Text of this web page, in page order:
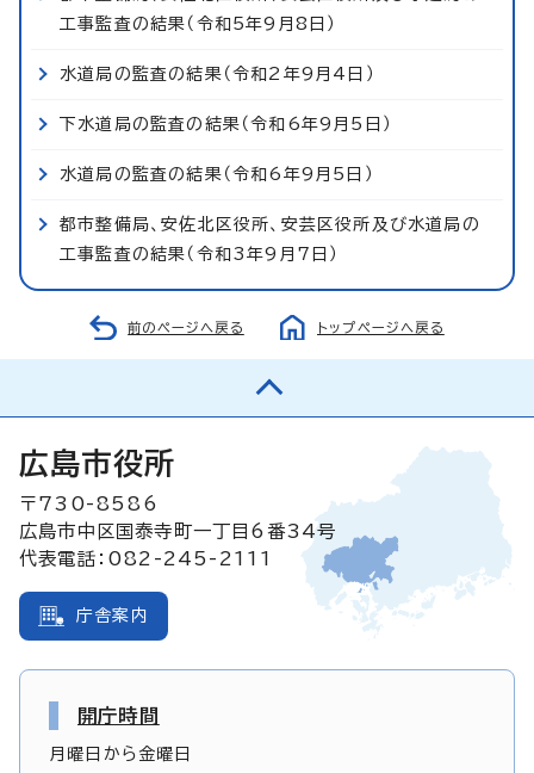
工事監査の結果（令和5年9月8日）
水道局の監査の結果（令和2年9月4日）
下水道局の監査の結果（令和6年9月5日）
水道局の監査の結果（令和6年9月5日）
都市整備局、安佐北区役所、安芸区役所及び水道局の
工事監査の結果（令和3年9月7日）
前のページへ戻る トップページへ戻る
広島市役所
〒730-8586
広島市中区国泰寺町一丁目6番34号
代表電話：082-245-2111
庁舎案内
開庁時間
月曜日から金曜日